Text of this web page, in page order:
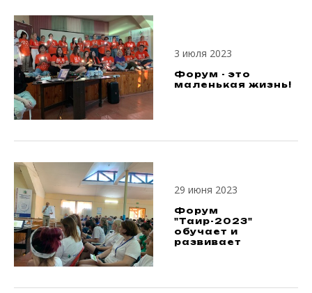
3 июля 2023
Форум - это
маленькая жизнь!
29 июня 2023
Форум
"Таир-2023"
обучает и
развивает